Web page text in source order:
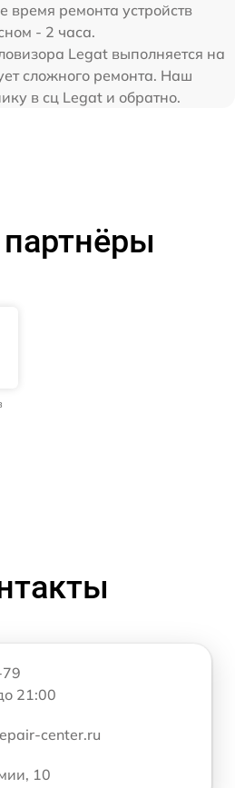
время ремонта устройств
- 2 часа.
Legat выполняется на
сложного ремонта. Наш
в сц Legat и обратно.
21:00
center.ru
10